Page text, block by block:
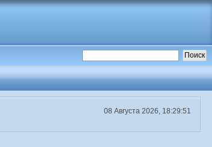
08 Августа 2026, 18:29:51